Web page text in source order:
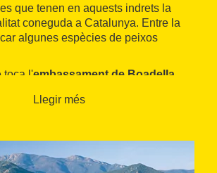
que tenen en aquests indrets la
coneguda a Catalunya. Entre la
algunes espècies de peixos
toca l'embassament de Boadella
com també els
Llegir més